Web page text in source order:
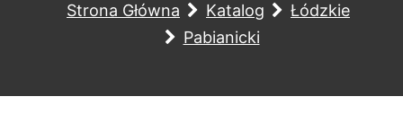
Strona Główna Katalog
Łódzkie
Pabianicki